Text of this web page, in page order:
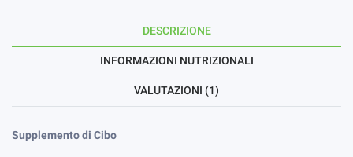
DESCRIZIONE
INFORMAZIONI NUTRIZIONALI
VALUTAZIONI (1)
Supplemento di Cibo